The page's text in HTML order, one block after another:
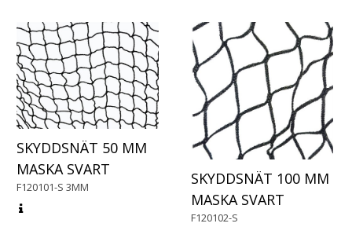
SKYDDSNÄT 50 MM
MASKA SVART
F120101-S 3MM
SKYDDSNÄT 100 MM
MASKA SVART
F120102-S